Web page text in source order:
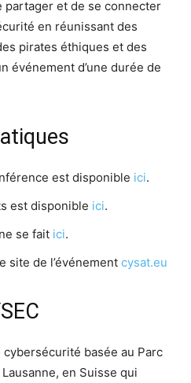
partager et de se connecter
en réunissant des
pirates éthiques et des
événement d’une durée de
est disponible ici.
est disponible ici.
se fait ici.
site de l’événement cysat.eu
basée au Parc
Lausanne, en Suisse qui